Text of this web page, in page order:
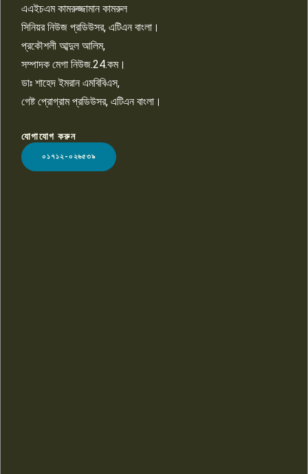
১০
LOGO
এএইচএম কামরুজ্জামান কামরুল
সিনিয়র নিউজ প্রডিউসর, এটিএন বাংলা।
প্রকৌশলী আব্দুল আলিম,
সম্পাদক মেগা নিউজ.24.কম।
ডাঃ শাহেদ ইমরান এমবিবিএস,
গেষ্ট প্রোগ্রাম প্রডিউসর, এটিএন বাংলা।
যোগাযোগ করুন
০১৭১২-০২৬৫৩৯